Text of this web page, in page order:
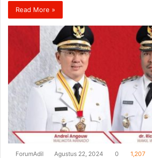
Read More »
ForumAdil Agustus 22, 2024 0 1,207